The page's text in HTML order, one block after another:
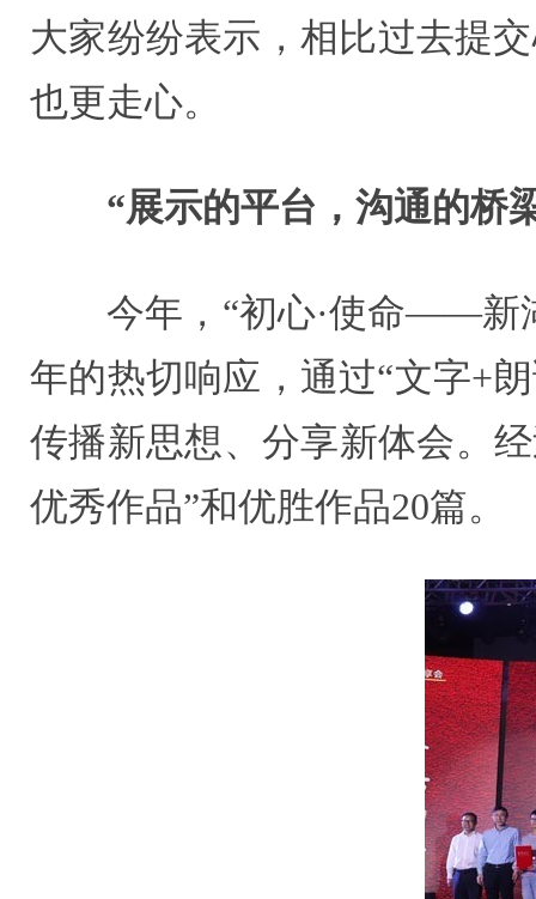
大家纷纷表示，相比过去提
也更走心。
“展示的平台，沟通的桥
今年，“初心·使命——新湖
年的热切响应，通过“文字+
传播新思想、分享新体会。
优秀作品”和优胜作品20篇。